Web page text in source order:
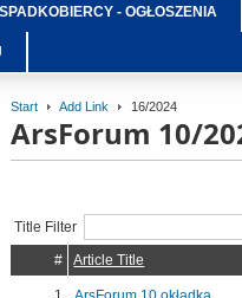
SPADKOBIERCY - OGŁOSZENIA
Start Add Link 16/2024
ArsForum 10/
Title Filter
#
Article Title